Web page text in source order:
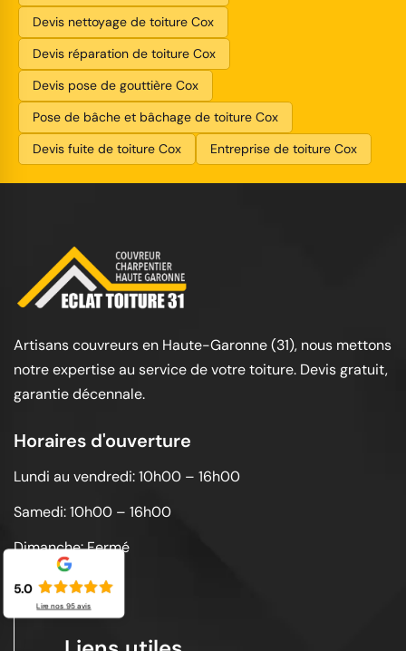
Devis nettoyage de toiture Cox
Devis réparation de toiture Cox
Devis pose de gouttière Cox
Pose de bâche et bâchage de toiture Cox
Devis fuite de toiture Cox
Entreprise de toiture Cox
Artisans couvreurs en Haute-Garonne (31), nous mettons
notre expertise au service de votre toiture. Devis gratuit,
garantie décennale.
Horaires d'ouverture
Lundi au vendredi: 10h00 – 16h00
Samedi: 10h00 – 16h00
Dimanche: Fermé
5.0
Lire nos 95avis